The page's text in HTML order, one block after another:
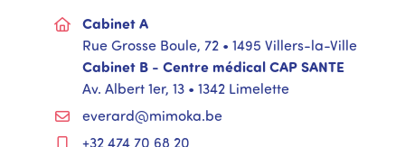
Cabinet A
Rue Grosse Boule, 72 • 1495 Villers-la-Ville
Cabinet B - Centre médical CAP SANTE
Av. Albert 1er, 13 • 1342 Limelette
everard@mimoka.be
+32 474 70 68 20